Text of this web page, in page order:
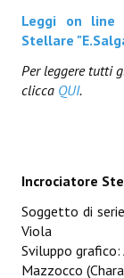
Associazione
Editore
Collabora con noi
STORIA
Leggi on line
Stellare
Per leggere tutti
clicca QUI.
Incrociatore
Soggetto di
Viola
Sviluppo
Mazzocco